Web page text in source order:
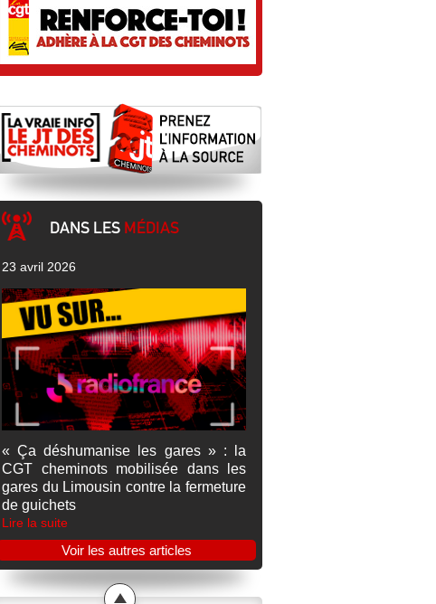
DANS LES MÉDIAS
23 avril 2026
« Ça déshumanise les gares » : la
CGT cheminots mobilisée dans les
gares du Limousin contre la fermeture
de guichets
Lire la suite
Voir les autres articles